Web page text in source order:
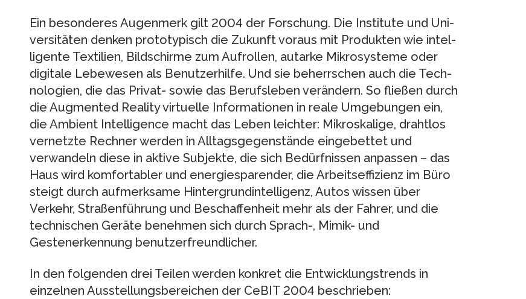
Ein besonderes Augenmerk gilt 2004 der Forschung. Die Institute und Uni­
versitäten denken prototypisch die Zukunft voraus mit Produkten wie intel­
ligente Textilien, Bildschirme zum Aufrollen, autarke Mikrosysteme oder
digitale Lebewesen als Benutzerhilfe. Und sie beherrschen auch die Tech­
nologien, die das Privat- sowie das Berufsleben verändern. So fließen durch
die Augmented Reality virtuelle Informationen in reale Umge­bun­gen ein,
die Ambient Intelligence macht das Leben leichter: Mikroskalige, drahtlos
vernetzte Rechner werden in Alltagsgegenstände eingebettet und
verwandeln diese in aktive Subjekte, die sich Bedürfnissen anpassen – das
Haus wird komfortabler und energiesparender, die Arbeitseffizienz im Büro
steigt durch aufmerksame Hintergrundintelligenz, Autos wissen über
Verkehr, Straßenführung und Beschaffenheit mehr als der Fahrer, und die
technischen Geräte benehmen sich durch Sprach-, Mimik- und
Gestenerkennung benutzer­freundlicher.
In den folgenden drei Teilen werden konkret die Entwicklungstrends in
einzelnen Ausstellungsbereichen der CeBIT 2004 beschrieben: